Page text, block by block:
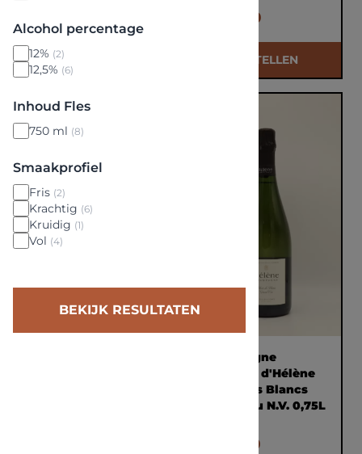
Alcohol percentage
12% (2)
12,5% (6)
Inhoud Fles
750 ml (8)
Smaakprofiel
Fris (2)
Krachtig (6)
Kruidig (1)
Vol (4)
BEKIJK RESULTATEN
BESTELLEN
€ 99,00
BESTELLEN
Champagne
Domaine d'Hélène
Blanc des Blancs
Grand Cru N.V. 0,75L
€ 59,00